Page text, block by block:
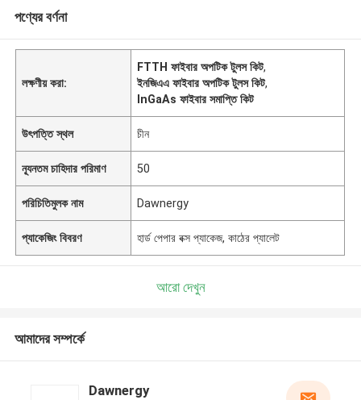
পণ্যের বর্ণনা
লক্ষণীয় করা:
FTTH ফাইবার অপটিক টুলস কিট,
ইনজিএএ ফাইবার অপটিক টুলস কিট,
InGaAs ফাইবার সমাপ্তি কিট
উৎপত্তি স্থল চীন
ন্যূনতম চাহিদার পরিমাণ 50
পরিচিতিমুলক নাম Dawnergy
প্যাকেজিং বিবরণ হার্ড পেপার বক্স প্যাকেজ, কাঠের প্যালেট
আরো দেখুন
আমাদের সম্পর্কে
Dawnergy